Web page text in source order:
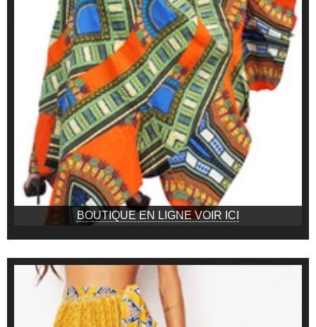
BOUTIQUE EN LIGNE VOIR ICI